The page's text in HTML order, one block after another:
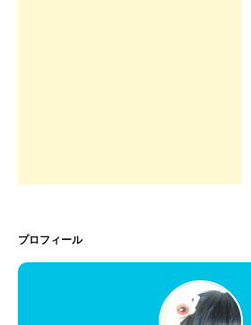
プロフィール